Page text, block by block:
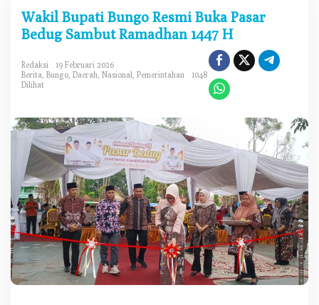
k
i
l
u
p
i
u
n
g
o
R
e
s
m
i
B
u
k
Wakil Bupati Bungo Resmi Buka Pasar
Bedug Sambut Ramadhan 1447 H
Redaksi
19 Februari 2026
Berita Bungo Daerah Nasional Pemerintahan
1048
Dilihat